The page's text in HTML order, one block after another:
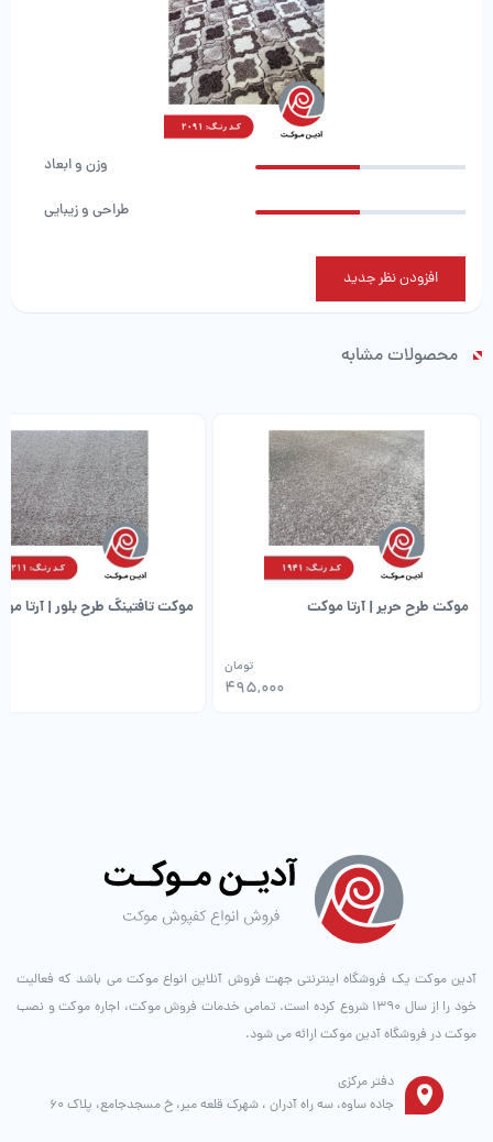
وزن و ابعاد
طراحی و زیبایی
افزودن نظر جدید
محصولات مشابه
موکت طرح حریر | آرتا موکت
495,000
تومان
موکت تافتینگ طرح بلور | آرتا
آدین موکت یک فروشگاه اینترنتی جهت فروش آنلاین انواع موکت می باشد که فعالیت
خود را از سال ۱۳۹۰ شروع کرده است. تمامی خدمات فروش موکت، اجاره موکت و نصب
موکت در فروشگاه آدین موکت ارائه می شود.
دفتر مرکزی
جاده ساوه، سه راه آدران ، شهرک قلعه میر، خ مسجدجامع، پلاک 60